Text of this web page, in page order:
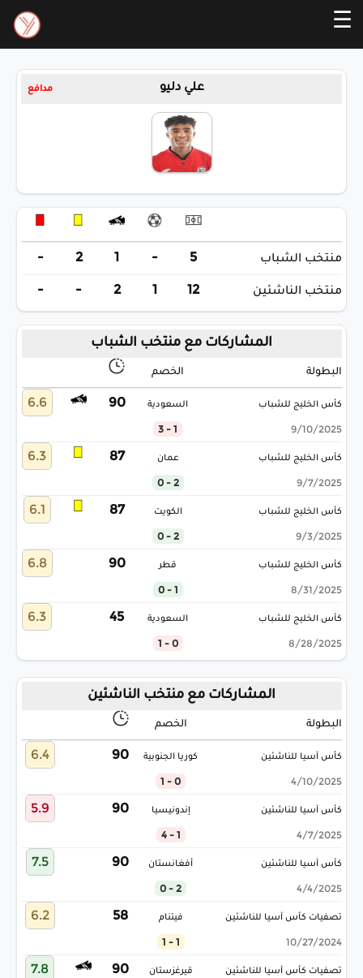
☰
علي دليو مدافع
منتخب الشباب 5
-
1
2
-
منتخب الناشئين 12
1
2
-
-
المشاركات مع منتخب الشباب
البطولة الخصم
كأس الخليج للشباب
9/10/2025
السعودية
1 - 3
90
6.6
كأس الخليج للشباب
9/7/2025
عمان
2 - 0
87
6.3
كأس الخليج للشباب
9/3/2025
الكويت
2 - 0
87
6.1
كأس الخليج للشباب
8/31/2025
قطر
1 - 0
90
6.8
كأس الخليج للشباب
8/28/2025
السعودية
0 - 1
45
6.3
المشاركات مع منتخب الناشئين
البطولة الخصم
كأس آسيا للناشئين
4/10/2025
كوريا الجنوبية
0 - 1
90
6.4
كأس آسيا للناشئين
4/7/2025
إندونيسيا
1 - 4
90
5.9
كأس آسيا للناشئين
4/4/2025
أفغانستان
2 - 0
90
7.5
تصفيات كأس آسيا للناشئين
10/27/2024
فيتنام
1 - 1
58
6.2
تصفيات كأس آسيا للناشئين قيرغزستان 90
7.8